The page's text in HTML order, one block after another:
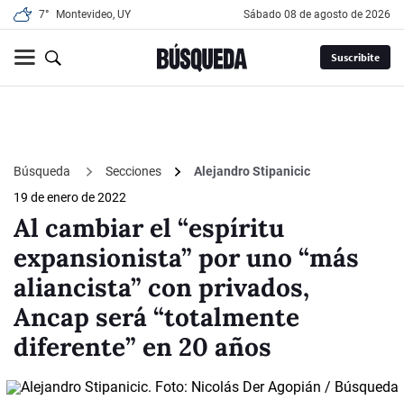
7° Montevideo, UY sábado 08 de agosto de 2026
Suscribite
Búsqueda Secciones
Alejandro Stipanicic
19 de enero de 2022
Al cambiar el “espíritu
expansionista” por uno “más
aliancista” con privados,
Ancap será “totalmente
diferente” en 20 años